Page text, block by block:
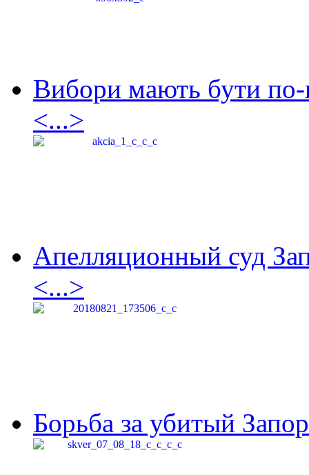
Вибори мають бути по-
<...>
Апелляционный суд
<...>
Борьба за убитый